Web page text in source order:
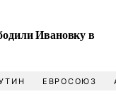
Ивановку в
ЕВРОСОЮЗ